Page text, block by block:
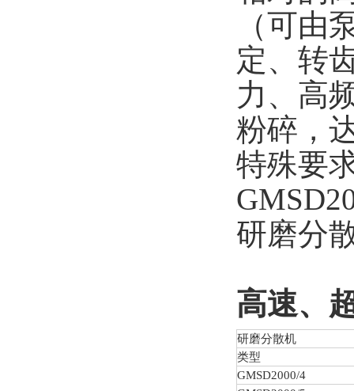
（可由
定、转
力、高
粉碎，
特殊要
研磨分
高速、
研磨分散机
类型
GMSD2000/4